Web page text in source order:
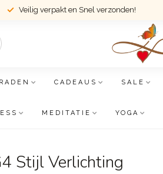
Veilig verpakt en Snel verzonden!
CADEAUS SALE
MEDITATIE YOGA
Stijl Verlichting